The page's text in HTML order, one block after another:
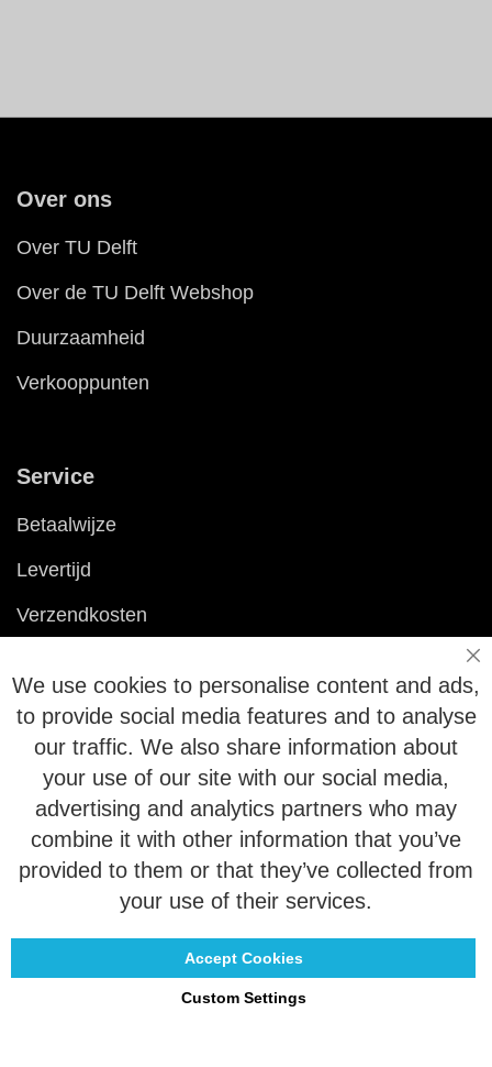
Over ons
Over TU Delft
Over de TU Delft Webshop
Duurzaamheid
Verkooppunten
Service
Betaalwijze
Levertijd
Verzendkosten
Vragen
Veelgestelde vragen
Maattabel
Maatwerk
We use cookies to personalise content and ads,
to provide social media features and to analyse
our traffic. We also share information about
your use of our site with our social media,
advertising and analytics partners who may
combine it with other information that you’ve
provided to them or that they’ve collected from
your use of their services.
Accept Cookies
Custom Settings